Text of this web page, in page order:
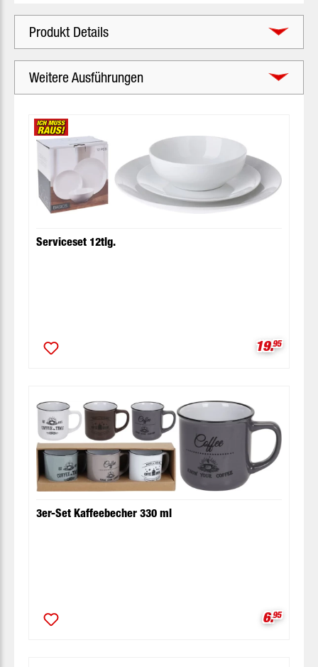
Produkt Details
Weitere Ausführungen
Serviceset 12tlg.
19.95
3er-Set Kaffeebecher 330 ml
6.95